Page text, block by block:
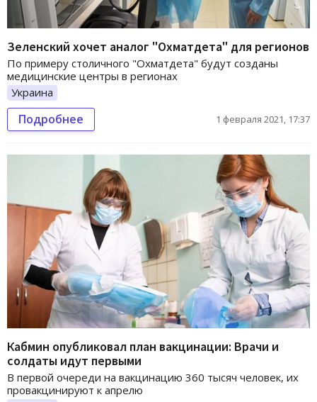
Зеленский хочет аналог "Охматдета" для регионов
По примеру столичного "Охматдета" будут созданы
медицинские центры в регионах
Украина
Подробнее 1 февраля 2021, 17:37
Кабмин опубликовал план вакцинации: Врачи и
солдаты идут первыми
В первой очереди на вакцинацию 360 тысяч человек, их
провакцинируют к апрелю